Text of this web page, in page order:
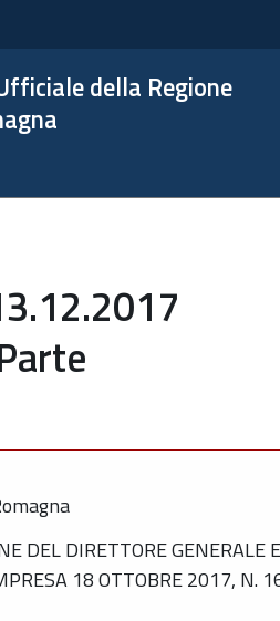
della Regione
DEL DIRETTORE GENERALE
18 OTTOBRE 2017, N.